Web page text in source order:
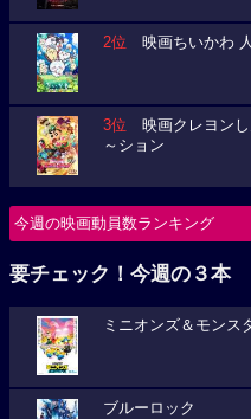
2位 映画ちいかわ
3位 映画クレヨンし
～ション
今週の映画動員数ランキング
要チェック！今週の３本
ミニオンズ＆モンス
ブルーロック